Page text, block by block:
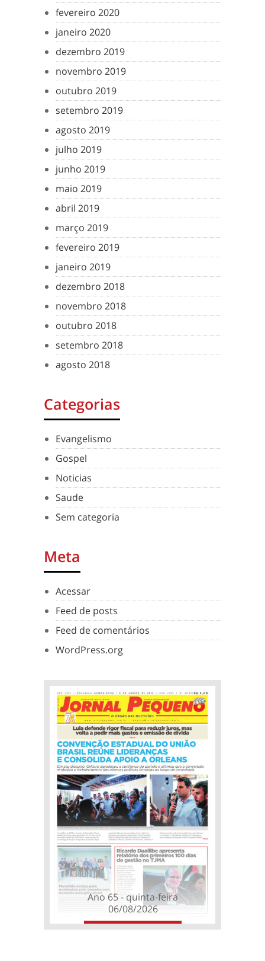
fevereiro 2020
janeiro 2020
dezembro 2019
novembro 2019
outubro 2019
setembro 2019
agosto 2019
julho 2019
junho 2019
maio 2019
abril 2019
março 2019
fevereiro 2019
janeiro 2019
dezembro 2018
novembro 2018
outubro 2018
setembro 2018
agosto 2018
Categorias
Evangelismo
Gospel
Noticias
Saude
Sem categoria
Meta
Acessar
Feed de posts
Feed de comentários
WordPress.org
Ano 65 - quinta-feira
06/08/2026